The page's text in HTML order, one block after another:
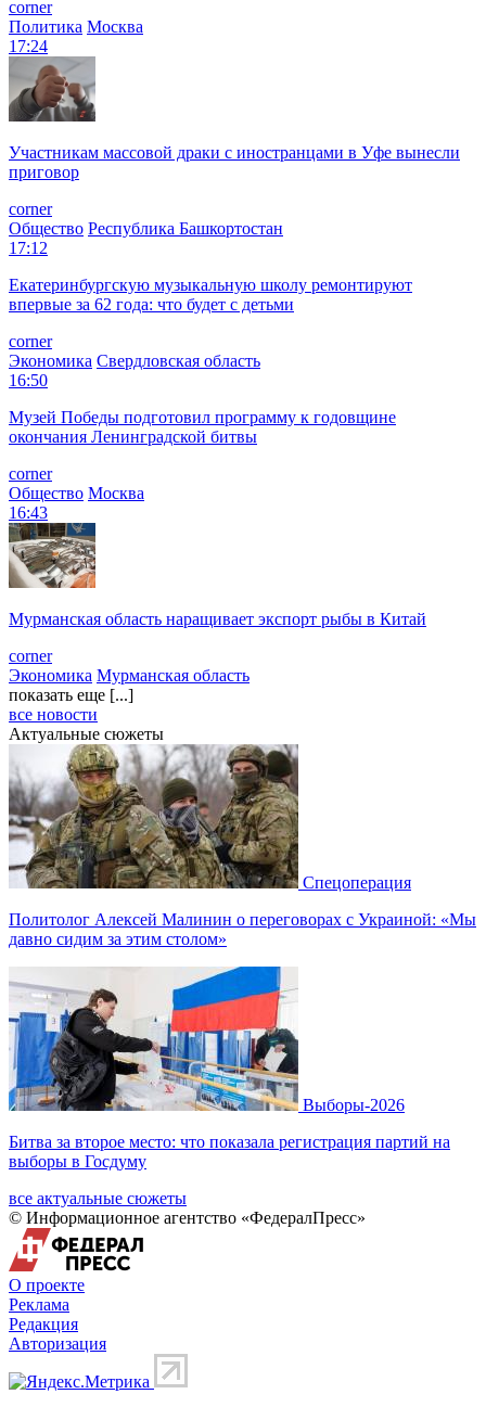
corner
Политика Москва
17:24
Участникам массовой драки с иностранцами в Уфе вынесли
приговор
corner
Общество Республика Башкортостан
17:12
Екатеринбургскую музыкальную школу ремонтируют
впервые за 62 года: что будет с детьми
corner
Экономика Свердловская область
16:50
Музей Победы подготовил программу к годовщине
окончания Ленинградской битвы
corner
Общество Москва
16:43
Мурманская область наращивает экспорт рыбы в Китай
corner
Экономика Мурманская область
показать еще [...]
все новости
Актуальные сюжеты
Спецоперация
Политолог Алексей Малинин о переговорах с Украиной: «Мы
давно сидим за этим столом»
Выборы-2026
Битва за второе место: что показала регистрация партий на
выборы в Госдуму
все актуальные сюжеты
© Информационное агентство «ФедералПресс»
О проекте
Реклама
Редакция
Авторизация